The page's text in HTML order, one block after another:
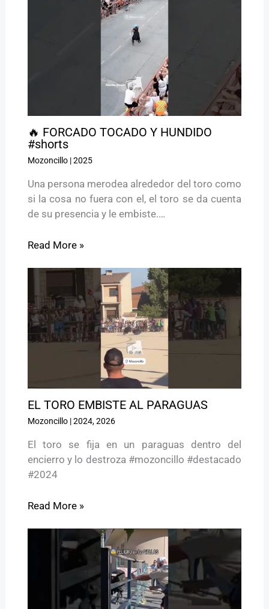
🔥 FORCADO TOCADO Y HUNDIDO
#shorts
Mozoncillo|2025
Una persona merodea alrededor del toro como
si la cosa no fuera con el, el toro se da cuenta
de su presencia y le embiste.…
Read More »
EL TORO EMBISTE AL PARAGUAS
Mozoncillo|2024,2026
El toro se fija en un paraguas dentro del
encierro y lo destroza #mozoncillo #destacado
#2024
Read More »